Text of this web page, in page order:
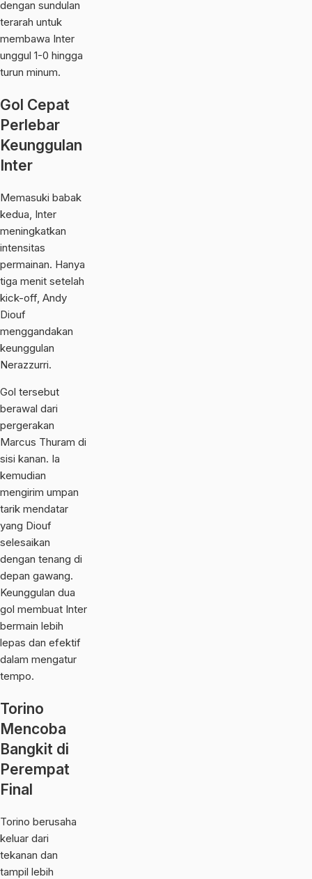
dengan sundulan
terarah untuk
membawa Inter
unggul 1-0 hingga
turun minum.
Gol Cepat
Perlebar
Keunggulan
Inter
Memasuki babak
kedua, Inter
meningkatkan
intensitas
permainan. Hanya
tiga menit setelah
kick-off, Andy
Diouf
menggandakan
keunggulan
Nerazzurri.
Gol tersebut
berawal dari
pergerakan
Marcus Thuram di
sisi kanan. Ia
kemudian
mengirim umpan
tarik mendatar
yang Diouf
selesaikan
dengan tenang di
depan gawang.
Keunggulan dua
gol membuat Inter
bermain lebih
lepas dan efektif
dalam mengatur
tempo.
Torino
Mencoba
Bangkit di
Perempat
Final
Torino berusaha
keluar dari
tekanan dan
tampil lebih